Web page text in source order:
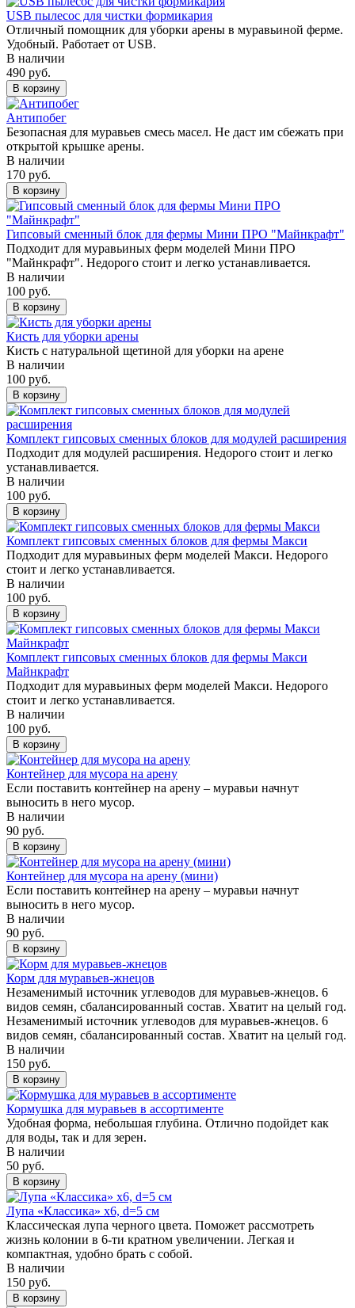
USB пылесос для чистки формикария
Отличный помощник для уборки арены в муравьиной ферме.
Удобный. Работает от USB.
В наличии
490 руб.
В корзину
Антипобег
Безопасная для муравьев смесь масел. Не даст им сбежать при
открытой крышке арены.
В наличии
170 руб.
В корзину
Гипсовый сменный блок для фермы Мини ПРО "Майнкрафт"
Подходит для муравьиных ферм моделей Мини ПРО
"Майнкрафт". Недорого стоит и легко устанавливается.
В наличии
100 руб.
В корзину
Кисть для уборки арены
Кисть с натуральной щетиной для уборки на арене
В наличии
100 руб.
В корзину
Комплект гипсовых сменных блоков для модулей расширения
Подходит для модулей расширения. Недорого стоит и легко
устанавливается.
В наличии
100 руб.
В корзину
Комплект гипсовых сменных блоков для фермы Макси
Подходит для муравьиных ферм моделей Макси. Недорого
стоит и легко устанавливается.
В наличии
100 руб.
В корзину
Комплект гипсовых сменных блоков для фермы Макси
Майнкрафт
Подходит для муравьиных ферм моделей Макси. Недорого
стоит и легко устанавливается.
В наличии
100 руб.
В корзину
Контейнер для мусора на арену
Если поставить контейнер на арену ‒ муравьи начнут
выносить в него мусор.
В наличии
90 руб.
В корзину
Контейнер для мусора на арену (мини)
Если поставить контейнер на арену ‒ муравьи начнут
выносить в него мусор.
В наличии
90 руб.
В корзину
Корм для муравьев-жнецов
Незаменимый источник углеводов для муравьев-жнецов. 6
видов семян, сбалансированный состав. Хватит на целый год.
Незаменимый источник углеводов для муравьев-жнецов. 6
видов семян, сбалансированный состав. Хватит на целый год.
В наличии
150 руб.
В корзину
Кормушка для муравьев в ассортименте
Удобная форма, небольшая глубина. Отлично подойдет как
для воды, так и для зерен.
В наличии
50 руб.
В корзину
Лупа «Классика» х6, d=5 см
Классическая лупа черного цвета. Поможет рассмотреть
жизнь колонии в 6-ти кратном увеличении. Легкая и
компактная, удобно брать с собой.
В наличии
150 руб.
В корзину